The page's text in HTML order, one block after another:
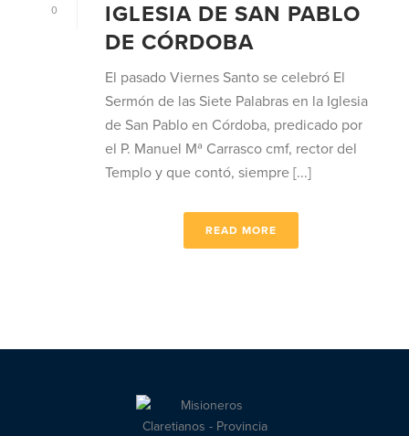
0
IGLESIA DE SAN PABLO
DE CÓRDOBA
El pasado Viernes Santo se celebró El
Sermón de las Siete Palabras en la Iglesia
de San Pablo en Córdoba, predicado por
el P. Manuel Mª Carrasco cmf, rector del
Templo y que contó, siempre [...]
READ MORE